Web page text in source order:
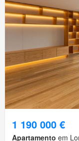
1 190 000 €
Apartamento em